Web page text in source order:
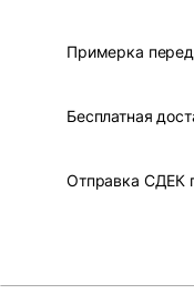
Примерка
Бесплатная
Отправка СДЕК